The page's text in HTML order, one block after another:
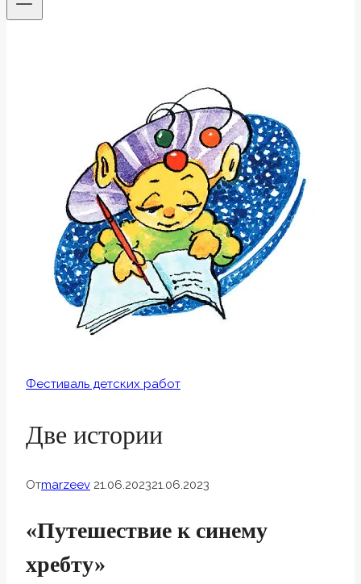
Фестиваль детских работ
Две истории
Отmarzeev 21.06.202321.06.2023
«Путешествие к синему
хребту»